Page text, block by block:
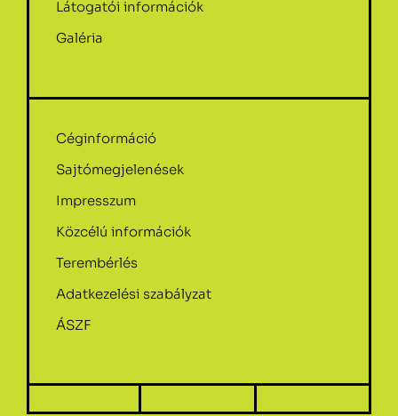
Látogatói információk
Galéria
Céginformáció
Sajtómegjelenések
Impresszum
Közcélú információk
Terembérlés
Adatkezelési szabályzat
ÁSZF